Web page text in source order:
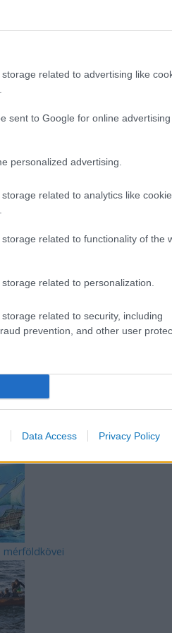
related to advertising like
sent to Google for online advertising
personalized advertising.
related to analytics like
related to functionality of the
related to personalization.
related to security, including
prevention, and other user
Data Access Privacy Policy
városmárkáját belülről
lakosság élményeit és
nem pusztán
segít meghatározni, mit
lenni. A vizsgálat öt…
Tetszik 0
mérföldkövei